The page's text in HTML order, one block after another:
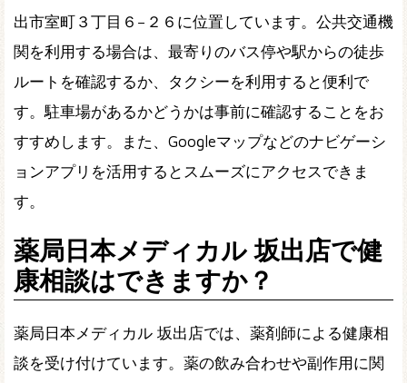
出市室町３丁目６−２６に位置しています。公共交通機
関を利用する場合は、最寄りのバス停や駅からの徒歩
ルートを確認するか、タクシーを利用すると便利で
す。駐車場があるかどうかは事前に確認することをお
すすめします。また、Googleマップなどのナビゲーシ
ョンアプリを活用するとスムーズにアクセスできま
す。
薬局日本メディカル 坂出店で健
康相談はできますか？
薬局日本メディカル 坂出店では、薬剤師による健康相
談を受け付けています。薬の飲み合わせや副作用に関